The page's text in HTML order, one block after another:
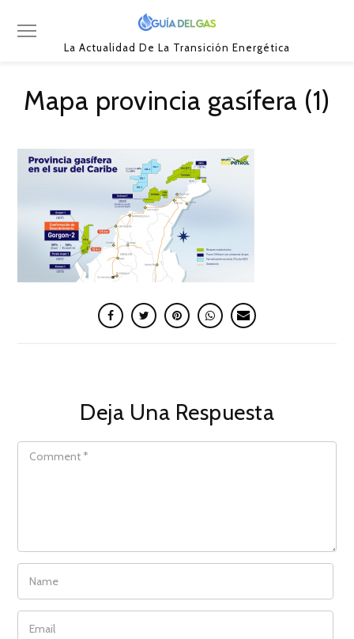
La Actualidad De La Transición Energética
Mapa provincia gasífera (1)
Deja Una Respuesta
COMMENT
NAME
EMAIL